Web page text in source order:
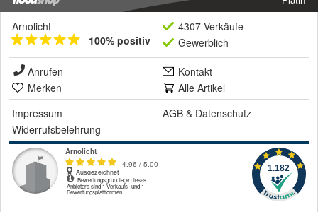
Arnolicht
100% positiv
4307 Verkäufe
Gewerblich
Anrufen
Kontakt
Merken
Alle Artikel
Impressum
AGB & Datenschutz
Widerrufsbelehrung